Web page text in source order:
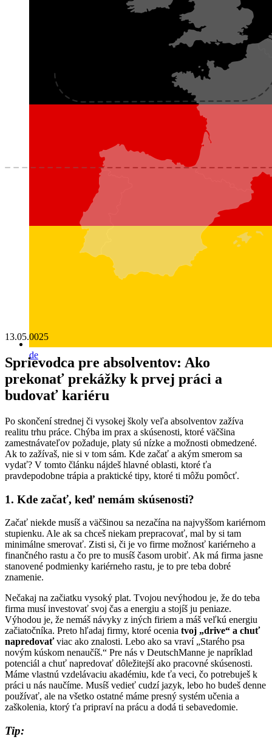
de
13.05.0025
Sprievodca pre absolventov: Ako
prekonať prekážky k prvej práci a
budovať kariéru
Po skončení strednej či vysokej školy veľa absolventov zažíva
realitu trhu práce. Chýba im prax a skúsenosti, ktoré väčšina
zamestnávateľov požaduje, platy sú nízke a možnosti obmedzené.
Ak to zažívaš, nie si v tom sám. Kde začať a akým smerom sa
vydať? V tomto článku nájdeš hlavné oblasti, ktoré ťa
pravdepodobne trápia a praktické tipy, ktoré ti môžu pomôcť.
1. Kde začať, keď nemám skúsenosti?
Začať niekde musíš a väčšinou sa nezačína na najvyššom kariérnom
stupienku. Ale ak sa chceš niekam prepracovať, mal by si tam
minimálne smerovať. Zisti si, či je vo firme možnosť kariérneho a
finančného rastu a čo pre to musíš časom urobiť. Ak má firma jasne
stanovené podmienky kariérneho rastu, je to pre teba dobré
znamenie.
Nečakaj na začiatku vysoký plat. Tvojou nevýhodou je, že do teba
firma musí investovať svoj čas a energiu a stojíš ju peniaze.
Výhodou je, že nemáš návyky z iných firiem a máš veľkú energiu
začiatočníka. Preto hľadaj firmy, ktoré ocenia tvoj „drive“ a chuť
napredovaťviac ako znalosti. Lebo ako sa vraví „Starého psa
novým kúskom nenaučíš.“ Pre nás v DeutschManne je napríklad
potenciál a chuť napredovať dôležitejší ako pracovné skúsenosti.
Máme vlastnú vzdelávaciu akadémiu, kde ťa veci, čo potrebuješ k
práci u nás naučíme. Musíš vedieť cudzí jazyk, lebo ho budeš denne
používať, ale na všetko ostatné máme presný systém učenia a
zaškolenia, ktorý ťa pripraví na prácu a dodá ti sebavedomie.
Tip: